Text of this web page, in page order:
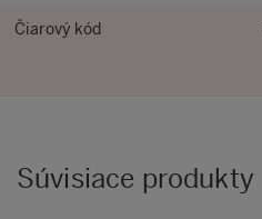
Čiarový kód
Súvisiace produkty